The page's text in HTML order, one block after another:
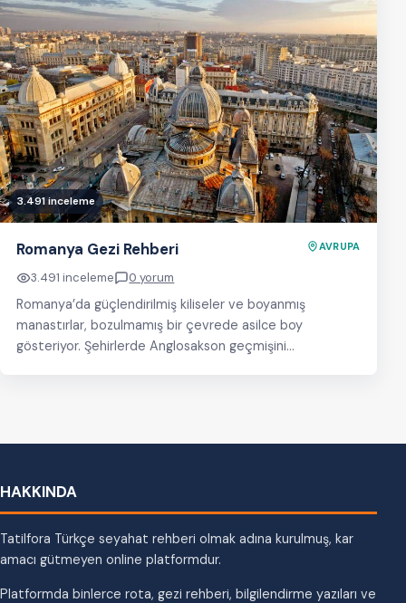
3.491 inceleme
Romanya Gezi Rehberi AVRUPA
3.491 inceleme 0 yorum
Romanya’da güçlendirilmiş kiliseler ve boyanmış
manastırlar, bozulmamış bir çevrede asilce boy
gösteriyor. Şehirlerde Anglosakson geçmişini
HAKKINDA
Tatilfora Türkçe seyahat rehberi olmak adına kurulmuş, kar
amacı gütmeyen online platformdur.
Platformda binlerce rota, gezi rehberi, bilgilendirme yazıları ve